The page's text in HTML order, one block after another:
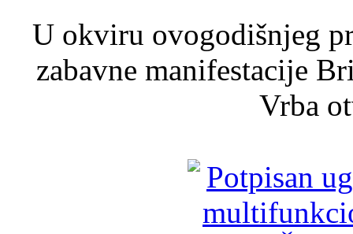
U okviru ovogodišnjeg
zabavne manifestacije
Vrba